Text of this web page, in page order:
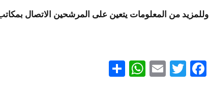
وللمزيد من المعلومات يتعين على المرشحين الاتصال
Facebook
Twitter
Email
WhatsApp